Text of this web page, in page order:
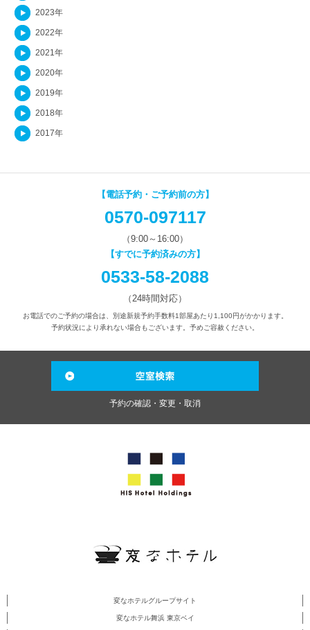
2023年
2022年
2021年
2020年
2019年
2018年
2017年
【電話予約・ご予約前の方】
0570-097117
（9:00～16:00）
【すでに予約済みの方】
0533-58-2088
（24時間対応）
お電話でのご予約の場合は、別途新規予約手数料1部屋あたり1,100円がかかります。
予約状況により承れない場合もございます。予めご容赦ください。
予約の確認・変更・取消
変なホテルグループサイト
変なホテル舞浜 東京ベイ